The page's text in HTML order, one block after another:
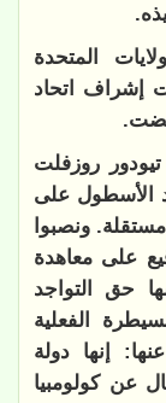
المتحدة
إشراف اتحاد
تيودور روزفلت
الأسطول على
مستقلة. ونصبوا
على معاهدة
حق التواجد
الفعلية
إنها دولة
عن كولومبيا